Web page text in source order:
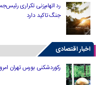
رد اتهام‌زنی تکراری
جنگ تاکید دارد
اخبار اقتصادی
رکوردشکنی بورس تهران امروز ۱۲ مهر ۱۴۰۴| بازار سهام رونق